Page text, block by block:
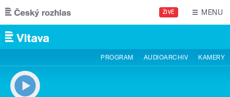
Přejít k hlavnímu obsahu
ŽIVĚ MENU
PROGRAM AUDIOARCHIV KAMERY